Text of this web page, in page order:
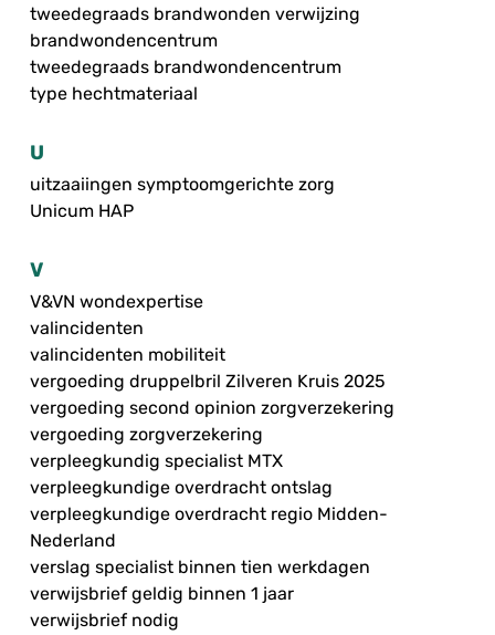
tweedegraads brandwonden verwijzing
brandwondencentrum
tweedegraads brandwondencentrum
type hechtmateriaal
U
uitzaaiingen symptoomgerichte zorg
Unicum HAP
V
V&VN wondexpertise
valincidenten
valincidenten mobiliteit
vergoeding druppelbril Zilveren Kruis 2025
vergoeding second opinion zorgverzekering
vergoeding zorgverzekering
verpleegkundig specialist MTX
verpleegkundige overdracht ontslag
verpleegkundige overdracht regio Midden-
Nederland
verslag specialist binnen tien werkdagen
verwijsbrief geldig binnen 1 jaar
verwijsbrief nodig